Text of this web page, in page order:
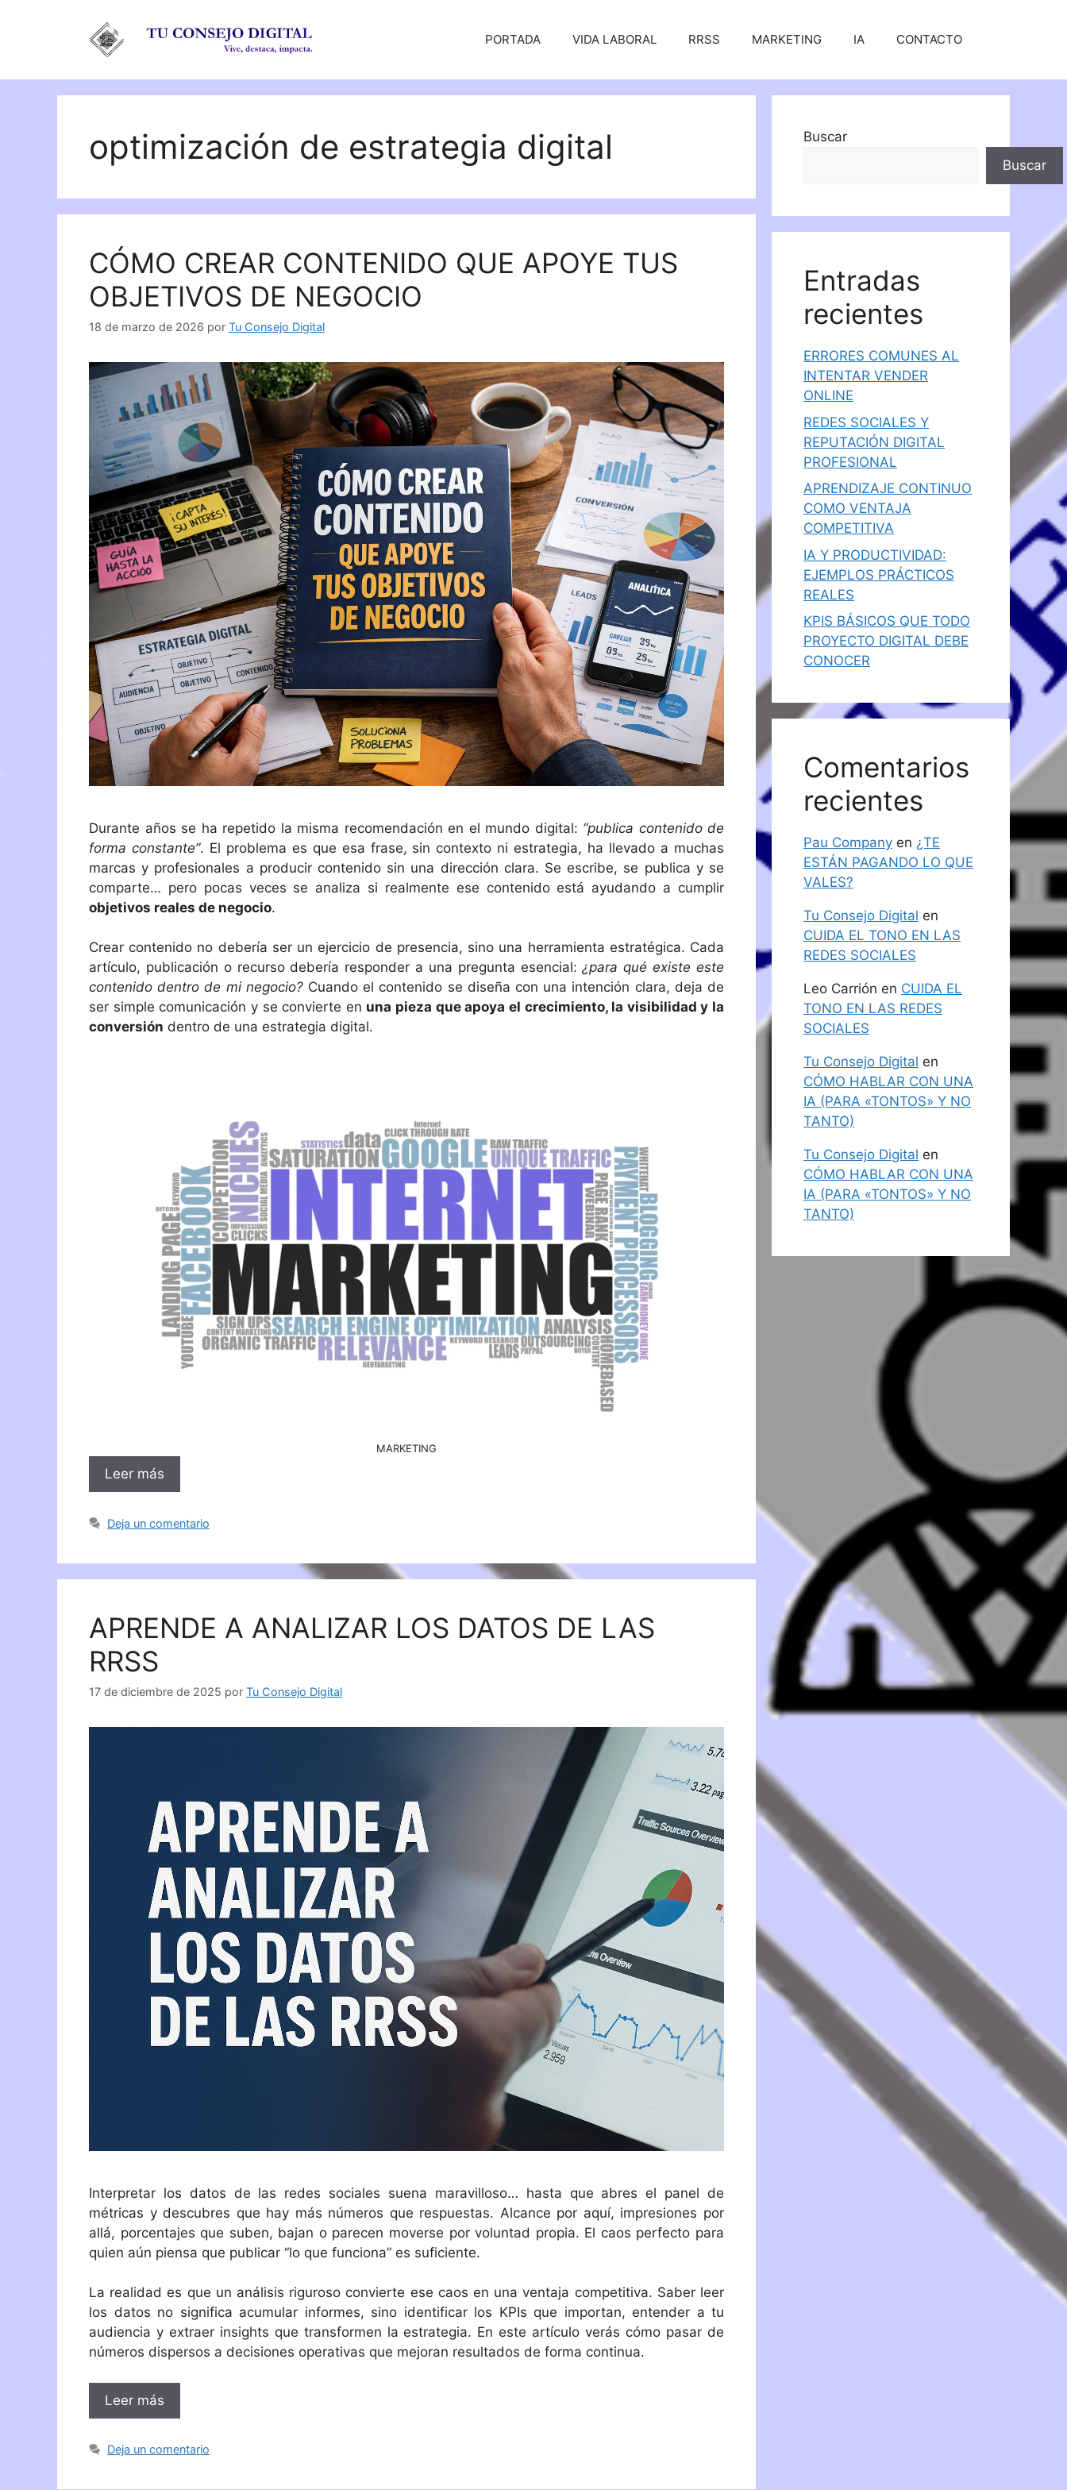
PORTADA VIDA LABORAL RRSS MARKETING IA CONTACTO
optimización de estrategia digital
CÓMO CREAR CONTENIDO QUE APOYE TUS
OBJETIVOS DE NEGOCIO
18 de marzo de 2026 por Tu Consejo Digital
Durante años se ha repetido la misma recomendación en el mundo digital: “publica contenido de
forma constante”. El problema es que esa frase, sin contexto ni estrategia, ha llevado a muchas
marcas y profesionales a producir contenido sin una dirección clara. Se escribe, se publica y se
comparte… pero pocas veces se analiza si realmente ese contenido está ayudando a cumplir
objetivos reales de negocio.
Crear contenido no debería ser un ejercicio de presencia, sino una herramienta estratégica. Cada
artículo, publicación o recurso debería responder a una pregunta esencial:¿para qué existe este
contenido dentro de mi negocio?Cuando el contenido se diseña con una intención clara, deja de
ser simple comunicación y se convierte en una pieza que apoya el crecimiento, la visibilidad y la
conversión dentro de una estrategia digital.
MARKETING
Leer más
Deja un comentario
APRENDE A ANALIZAR LOS DATOS DE LAS
RRSS
17 de diciembre de 2025 por Tu Consejo Digital
Interpretar los datos de las redes sociales suena maravilloso… hasta que abres el panel de
métricas y descubres que hay más números que respuestas. Alcance por aquí, impresiones por
allá, porcentajes que suben, bajan o parecen moverse por voluntad propia. El caos perfecto para
quien aún piensa que publicar “lo que funciona” es suficiente.
La realidad es que un análisis riguroso convierte ese caos en una ventaja competitiva. Saber leer
los datos no significa acumular informes, sino identificar los KPIs que importan, entender a tu
audiencia y extraer insights que transformen la estrategia. En este artículo verás cómo pasar de
números dispersos a decisiones operativas que mejoran resultados de forma continua.
Leer más
Deja un comentario
Buscar
Buscar
Entradas
recientes
ERRORES COMUNES AL
INTENTAR VENDER
ONLINE
REDES SOCIALES Y
REPUTACIÓN DIGITAL
PROFESIONAL
APRENDIZAJE CONTINUO
COMO VENTAJA
COMPETITIVA
IA Y PRODUCTIVIDAD:
EJEMPLOS PRÁCTICOS
REALES
KPIS BÁSICOS QUE TODO
PROYECTO DIGITAL DEBE
CONOCER
Comentarios
recientes
Pau Company en ¿TE
ESTÁN PAGANDO LO QUE
VALES?
Tu Consejo Digital en
CUIDA EL TONO EN LAS
REDES SOCIALES
Leo Carrión en CUIDA EL
TONO EN LAS REDES
SOCIALES
Tu Consejo Digital en
CÓMO HABLAR CON UNA
IA (PARA «TONTOS» Y NO
TANTO)
Tu Consejo Digital en
CÓMO HABLAR CON UNA
IA (PARA «TONTOS» Y NO
TANTO)